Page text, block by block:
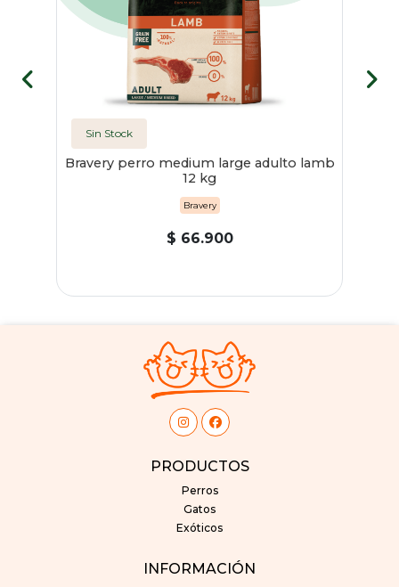
Sin Stock
Bravery perro medium large adulto lamb
12 kg
Bravery
$ 66.900
PRODUCTOS
Perros
Gatos
Exóticos
INFORMACIÓN